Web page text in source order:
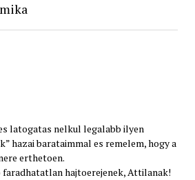
latogatas nelkul legalabb ilyen
hazai barataimmal es remelem, hogy a
erthetoen.
hajtoerejenek, Attilanak!